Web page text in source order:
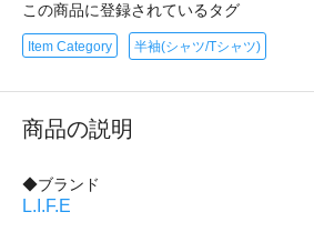
この商品に登録されているタグ
Item Category 半袖(シャツ/Tシャツ)
商品の説明
◆ブランド
L.I.F.E